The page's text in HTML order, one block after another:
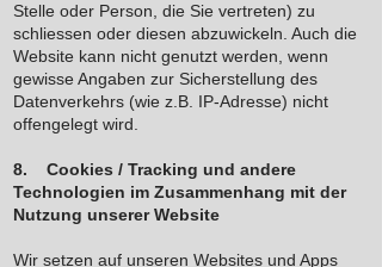
Stelle oder Person, die Sie vertreten) zu
schliessen oder diesen abzuwickeln. Auch die
Website kann nicht genutzt werden, wenn
gewisse Angaben zur Sicherstellung des
Datenverkehrs (wie z.B. IP-Adresse) nicht
offengelegt wird.
8. Cookies / Tracking und andere
Technologien im Zusammenhang mit der
Nutzung unserer Website
Wir setzen auf unseren Websites und Apps